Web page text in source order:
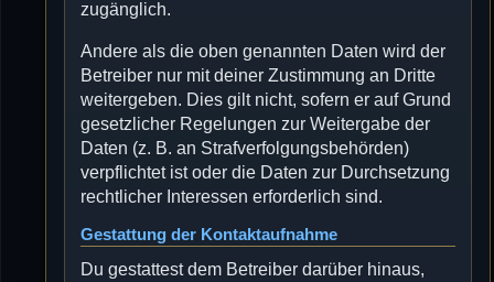
zugänglich.
Andere als die oben genannten Daten wird der
Betreiber nur mit deiner Zustimmung an Dritte
weitergeben. Dies gilt nicht, sofern er auf Grund
gesetzlicher Regelungen zur Weitergabe der
Daten (z. B. an Strafverfolgungsbehörden)
verpflichtet ist oder die Daten zur Durchsetzung
rechtlicher Interessen erforderlich sind.
Gestattung der Kontaktaufnahme
Du gestattest dem Betreiber darüber hinaus,